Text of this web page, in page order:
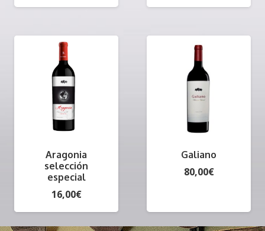
Aragonia
selección
especial
16,00€
Galiano
80,00€